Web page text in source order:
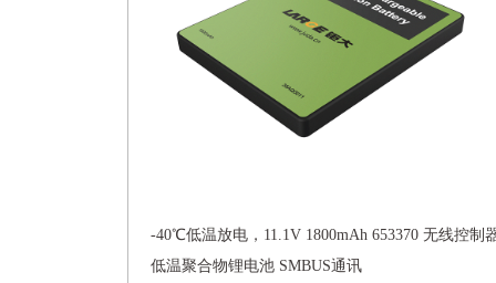
-40℃低温放电，11.1V 1800mAh 653370 无线控制
低温聚合物锂电池 SMBUS通讯